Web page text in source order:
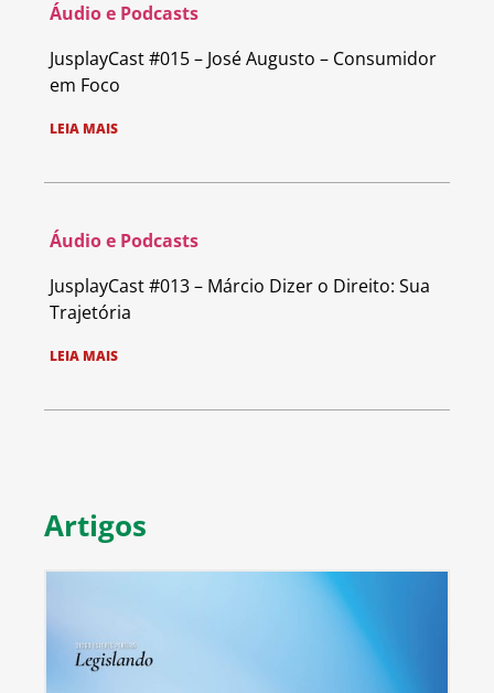
Áudio e Podcasts
JusplayCast #015 – José Augusto – Consumidor
em Foco
LEIA MAIS
Áudio e Podcasts
JusplayCast #013 – Márcio Dizer o Direito: Sua
Trajetória
LEIA MAIS
Artigos